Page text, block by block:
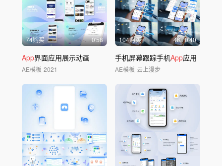
74购买 0'58
App界面应用展示动画
AE模板 2021
104购买 4K 0'40
手机屏幕跟踪手机App应用
AE模板 云上漫步